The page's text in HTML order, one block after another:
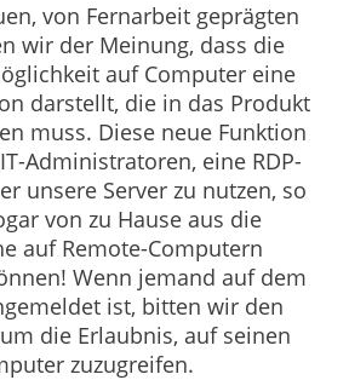
von Fernarbeit geprägten
wir der Meinung, dass die
auf Computer eine
darstellt, die in das Produkt
muss. Diese neue Funktion
Administratoren, eine RDP-
unsere Server zu nutzen, so
von zu Hause aus die
auf Remote-Computern
Wenn jemand auf dem
ist, bitten wir den
die Erlaubnis, auf seinen
zuzugreifen.